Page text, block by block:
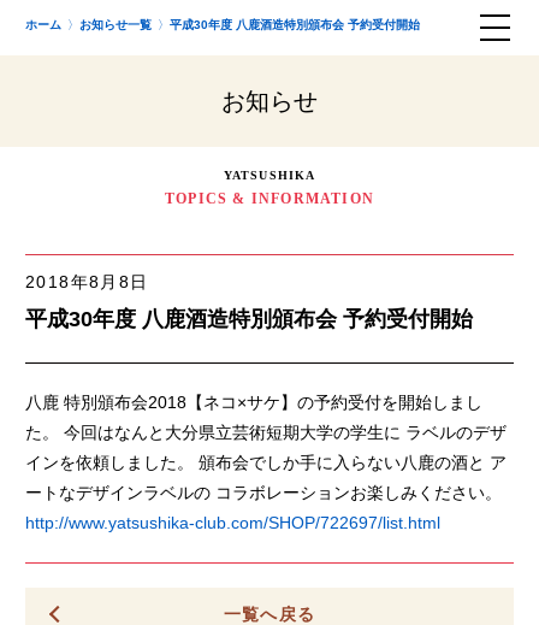
ホーム お知らせ一覧 平成30年度 八鹿酒造特別頒布会 予約受付開始
お知らせ
YATSUSHIKA
TOPICS & INFORMATION
2018年8月8日
平成30年度 八鹿酒造特別頒布会 予約受付開始
八鹿 特別頒布会2018【ネコ×サケ】の予約受付を開始しまし
た。 今回はなんと大分県立芸術短期大学の学生に ラベルのデザ
インを依頼しました。 頒布会でしか手に入らない八鹿の酒と ア
ートなデザインラベルの コラボレーションお楽しみください。
http://www.yatsushika-club.com/SHOP/722697/list.html
一覧へ戻る